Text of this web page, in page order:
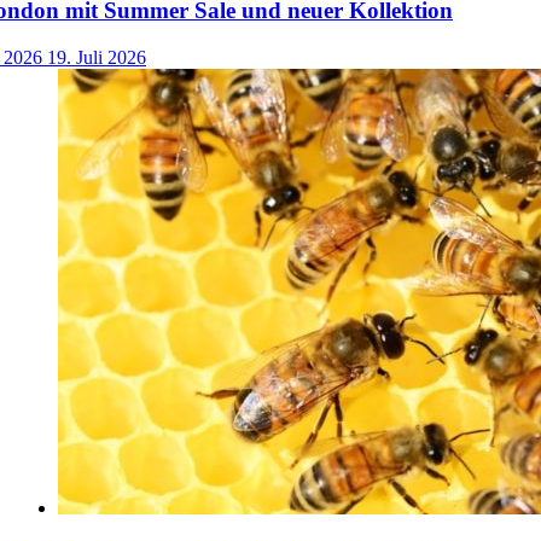
mit Summer Sale und neuer Kollektion
19. Juli 2026